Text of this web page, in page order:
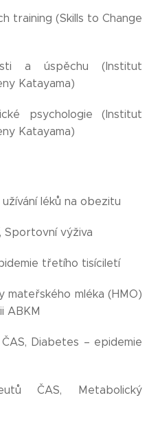
training (Skills to Change
a úspěchu (Institut
Katayama)
psychologie (Institut
Katayama)
léků na obezitu
výživa
třetího tisíciletí
mateřského mléka (HMO)
ABKM
Diabetes – epidemie
ČAS, Metabolický